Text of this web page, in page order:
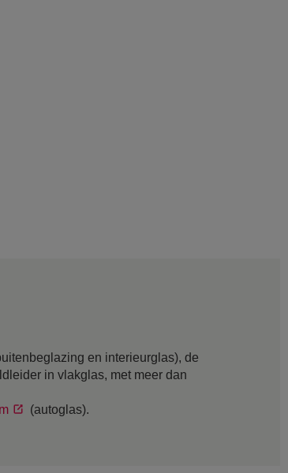
en interieurglas), de
in vlakglas, met meer dan
(autoglas).